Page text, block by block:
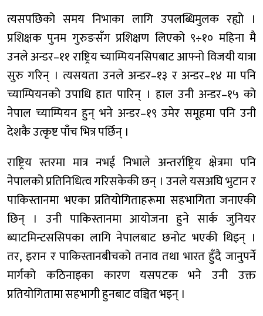
त्यसपछिको समय निभाका लागि उपलब्धिमुलक रह्यो ।
प्रशिक्षक पुनम गुरुङसँग प्रशिक्षण लिएको ९÷१० महिना मै
उनले अन्डर–११ राष्ट्रिय च्याम्पियनसिपबाट आफ्नो विजयी यात्रा
सुरु गरिन् । त्यसयता उनले अन्डर–१३ र अन्डर–१४ मा पनि
च्याम्पियनको उपाधि हात पारिन् । हाल उनी अन्डर–१५ को
नेपाल च्याम्पियन हुन् भने अन्डर–१९ उमेर समूहमा पनि उनी
देशकै उत्कृष्ट पाँच भित्र पर्छिन् ।
राष्ट्रिय स्तरमा मात्र नभई निभाले अन्तर्राष्ट्रिय क्षेत्रमा पनि
नेपालको प्रतिनिधित्व गरिसकेकी छन् । उनले यसअघि भुटान र
पाकिस्तानमा भएका प्रतियोगिताहरूमा सहभागिता जनाएकी
छिन् । उनी पाकिस्तानमा आयोजना हुने सार्क जुनियर
ब्याटमिन्टससिपका लागि नेपालबाट छनोट भएकी थिइन् ।
तर, इरान र पाकिस्तानबीचको तनाव तथा भारत हुँदै जानुपर्ने
मार्गको कठिनाइका कारण यसपटक भने उनी उक्त
प्रतियोगितामा सहभागी हुनबाट वञ्चित भइन् ।